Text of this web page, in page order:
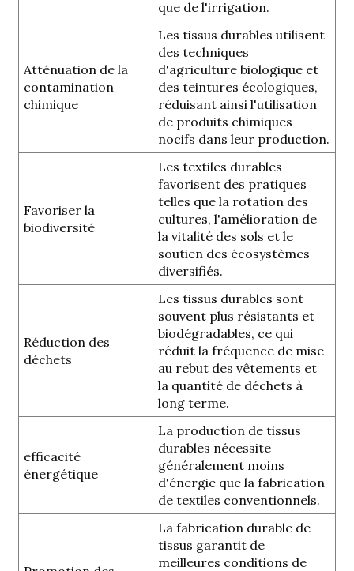
que de l'irrigation.
Atténuation de la
contamination
chimique
Les tissus durables utilisent
des techniques
d'agriculture biologique et
des teintures écologiques,
réduisant ainsi l'utilisation
de produits chimiques
nocifs dans leur production.
Favoriser la
biodiversité
Les textiles durables
favorisent des pratiques
telles que la rotation des
cultures, l'amélioration de
la vitalité des sols et le
soutien des écosystèmes
diversifiés.
Réduction des
déchets
Les tissus durables sont
souvent plus résistants et
biodégradables, ce qui
réduit la fréquence de mise
au rebut des vêtements et
la quantité de déchets à
long terme.
efficacité
énergétique
La production de tissus
durables nécessite
généralement moins
d'énergie que la fabrication
de textiles conventionnels.
La fabrication durable de
tissus garantit de
meilleures conditions de